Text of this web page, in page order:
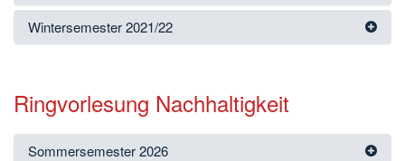
Wintersemester 2021/22
Ringvorlesung Nachhaltigkeit
Sommersemester 2026